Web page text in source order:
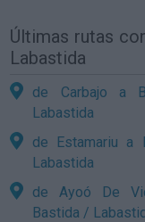
Últimas rutas
Labastida
de Carbajo a
Labastida
de Estamariu a
Labastida
de Ayoó De
Bastida /